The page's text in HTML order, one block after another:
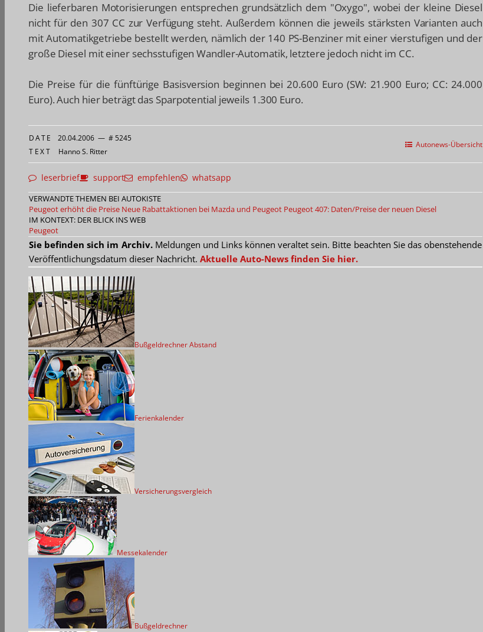
Die lieferbaren Motorisierungen entsprechen grundsätzlich dem "Oxygo", wobei der kleine Diesel
nicht für den 307 CC zur Verfügung steht. Außerdem können die jeweils stärksten Varianten auch
mit Automatikgetriebe bestellt werden, nämlich der 140 PS-Benziner mit einer vierstufigen und der
große Diesel mit einer sechsstufigen Wandler-Automatik, letztere jedoch nicht im CC.
Die Preise für die fünftürige Basisversion beginnen bei 20.600 Euro (SW: 21.900 Euro; CC: 24.000
Euro). Auch hier beträgt das Sparpotential jeweils 1.300 Euro.
Autonews-Übersicht
DATE 20.04.2006 — # 5245
TEXT Hanno S. Ritter
leserbrief support empfehlen whatsapp
VERWANDTE THEMEN BEI AUTOKISTE
Peugeot erhöht die Preise Neue Rabattaktionen bei Mazda und Peugeot Peugeot 407: Daten/Preise der neuen Diesel
IM KONTEXT: DER BLICK INS WEB
Peugeot
Sie befinden sich im Archiv.Meldungen und Links können veraltet sein. Bitte beachten Sie das obenstehende
Veröffentlichungsdatum dieser Nachricht. Aktuelle Auto-News finden Sie hier.
Bußgeldrechner Abstand
Ferienkalender
Versicherungsvergleich
Messekalender
Bußgeldrechner